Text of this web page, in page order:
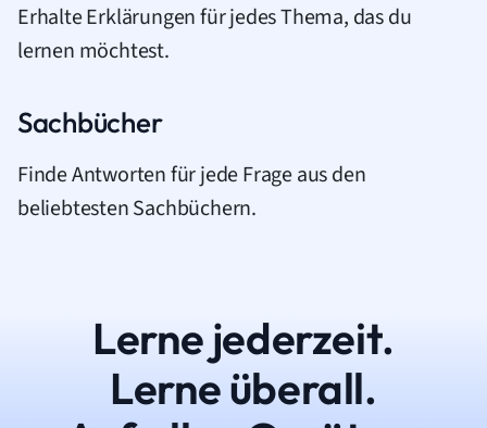
Erhalte Erklärungen für jedes Thema, das du
lernen möchtest.
Sachbücher
Finde Antworten für jede Frage aus den
beliebtesten Sachbüchern.
Lerne jederzeit.
Lerne überall.